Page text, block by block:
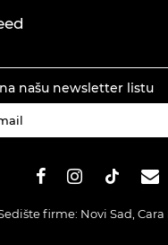
našu newsletter listu
firme: Novi Sad, Cara